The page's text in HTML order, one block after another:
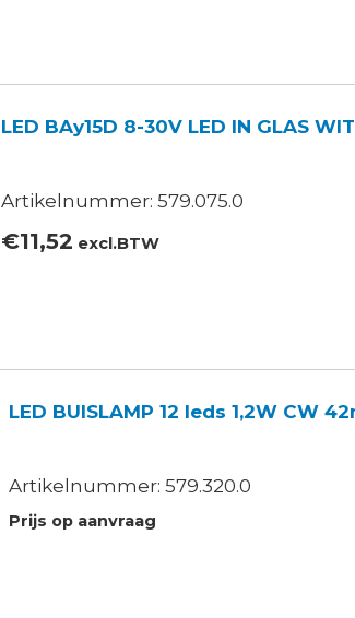
LED BAy15D 8-30V LED IN GLAS WIT
Artikelnummer: 579.075.0
€11,52 excl.BTW
LED BUISLAMP 12 leds 1,2W CW
Artikelnummer: 579.320.0
Prijs op aanvraag